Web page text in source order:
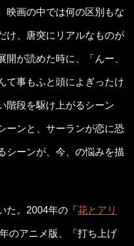
映画の中では何の区別もな
け、唐突にリアルなものが
が読めた時に、「んー、
て事もふと頭によぎったけ
階段を駆け上がるシーン
ーンと、サーランが恋に恐
シーンが、今、の悩みを描
た。2004年の「 花とアリ
のアニメ版、「打ち上げ